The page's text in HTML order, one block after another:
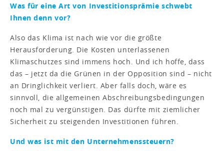
Was für eine Art von Investitionsprämie schwebt
Ihnen denn vor?
Also das Klima ist nach wie vor die größte
Herausforderung. Die Kosten unterlassenen
Klimaschutzes sind immens hoch. Und ich hoffe, dass
das – jetzt da die Grünen in der Opposition sind – nicht
an Dringlichkeit verliert. Aber falls doch, wäre es
sinnvoll, die allgemeinen Abschreibungsbedingungen
noch mal zu vergünstigen. Das dürfte mit ziemlicher
Sicherheit zu steigenden Investitionen führen.
Und was ist mit den Unternehmenssteuern?